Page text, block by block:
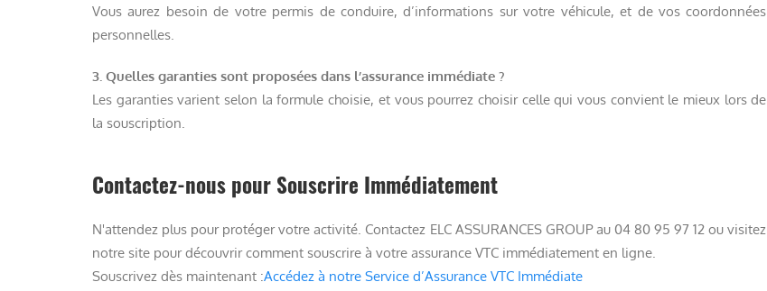
Vous aurez besoin de votre permis de conduire, d’informations sur votre véhicule, et de vos coordonnées
personnelles.
3. Quelles garanties sont proposées dans l’assurance immédiate ?
Les garanties varient selon la formule choisie, et vous pourrez choisir celle qui vous convient le mieux lors de
la souscription.
Contactez-nous pour Souscrire Immédiatement
N'attendez plus pour protéger votre activité. Contactez ELC ASSURANCES GROUP au 04 80 95 97 12 ou visitez
notre site pour découvrir comment souscrire à votre assurance VTC immédiatement en ligne.
Souscrivez dès maintenant :Accédez à notre Service d’Assurance VTC Immédiate